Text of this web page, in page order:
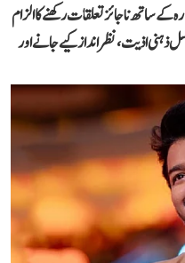
کے ساتھ ناجائز تعلقات رکھنے کا الزام
ذہنی اذیت، نظر انداز کیے جانے اور